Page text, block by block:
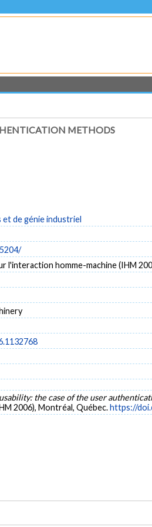
METHODS
de génie industriel
l'interaction homme-machine (IHM
the case of the user
2006), Montréal, Québec.https://